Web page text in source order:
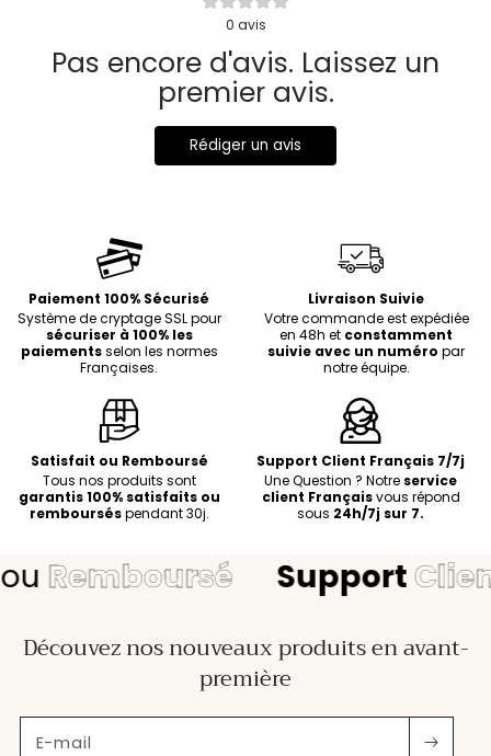
0 avis
Pas encore d'avis. Laissez un
premier avis.
Rédiger un avis
Paiement 100% Sécurisé
Système de cryptage SSL pour
sécuriser à 100% les
paiementsselon les normes
Françaises.
Livraison Suivie
Votre commande est expédiée
en 48h et constamment
suivie avec un numéro par
notre équipe.
Satisfait ou Remboursé
Tous nos produits sont
garantis 100% satisfaits ou
rembourséspendant 30j.
Support Client Français 7/7j
Une Question ? Notre service
client Françaisvous répond
sous 24h/7j sur 7.
Remboursé SupportClient
Découvez nos nouveaux produits en avant-
première
E-mail